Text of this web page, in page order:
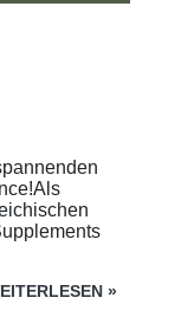
»